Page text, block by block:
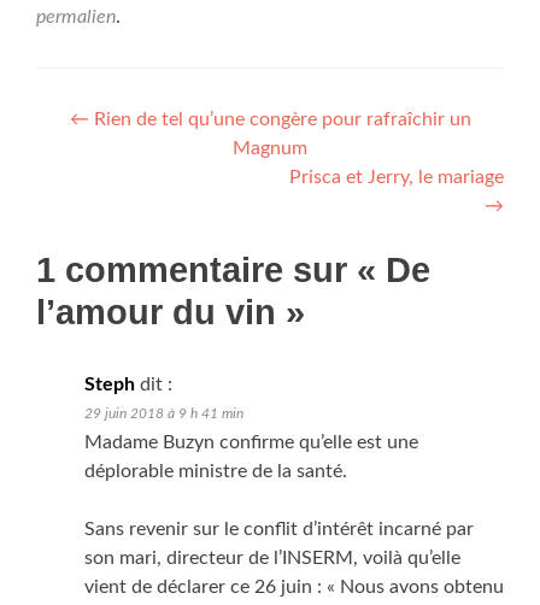
permalien.
Navigation de l’article
← Rien de tel qu’une congère pour rafraîchir un
Magnum
Prisca et Jerry, le mariage
→
1 commentaire sur « De
l’amour du vin »
Steph dit :
29 juin 2018 à 9 h 41 min
Madame Buzyn confirme qu’elle est une
déplorable ministre de la santé.
Sans revenir sur le conflit d’intérêt incarné par
son mari, directeur de l’INSERM, voilà qu’elle
vient de déclarer ce 26 juin : « Nous avons obtenu